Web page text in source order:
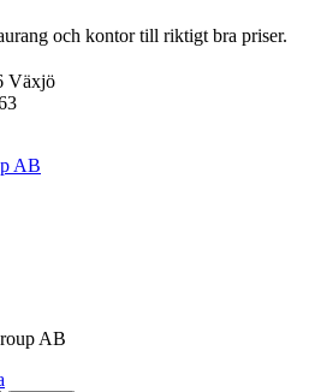
och kontor till riktigt bra priser.
Växjö
AB
AB